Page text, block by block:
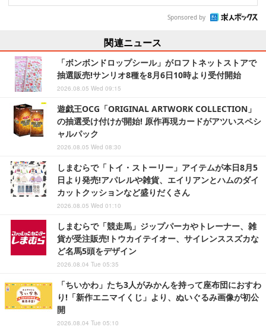
Sponsored by
関連ニュース
「ボンボンドロップシール」がロフトネットストアで
抽選販売!サンリオ8種を8月6日10時より受付開始
2026.08.05 Wed 09:15
遊戯王OCG「ORIGINAL ARTWORK COLLECTION」
の抽選受け付けが開始! 原作再現カードがアツいスペシ
ャルパック
2026.08.05 Wed 08:30
しまむらで「トイ・ストーリー」アイテムが本日8月5
日より発売!アパレルや雑貨、エイリアンとハムのダイ
カットクッションなど盛りだくさん
2026.08.05 Wed 01:10
しまむらで「競走馬」ジップパーカやトレーナー、雑
貨が受注販売!トウカイテイオー、サイレンススズカな
ど名馬5頭をデザイン
2026.08.04 Tue 05:35
「ちいかわ」たち3人がみかんを持って座布団におすわ
り!「新作エニマイくじ」より、ぬいぐるみ画像が初公
開
2026.08.04 Tue 05:10